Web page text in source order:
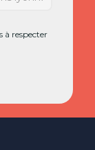
à respecter